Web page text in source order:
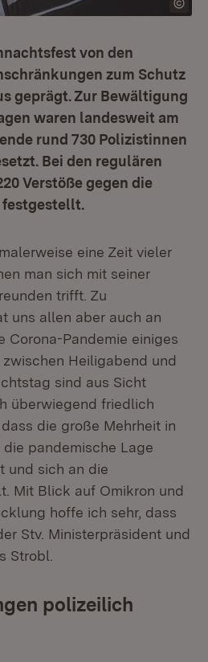
von den
zum Schutz
geprägt. Zur Bewältigung
waren landesweit am
rund 730 Polizistinnen
Bei den regulären
Verstöße gegen die
festgestellt.
eine Zeit vieler
man sich mit seiner
trifft. Zu
uns allen aber auch an
Corona-Pandemie einiges
Heiligabend und
sind aus Sicht
überwiegend friedlich
die große Mehrheit in
pandemische Lage
und sich an die
Mit Blick auf Omikron und
hoffe ich sehr, dass
Stv. Ministerpräsident und
Strobl.
polizeilich